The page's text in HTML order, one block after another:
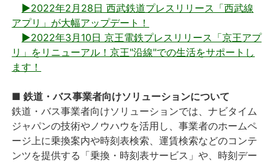
▶2022年2月28日 西武鉄道プレスリリース「西武線
アプリ」が大幅アップデート！
▶2022年3月10日 京王電鉄プレスリリース「京王アプ
リ」をリニューアル！京王"沿線"での生活をサポートし
ます！
■ 鉄道・バス事業者向けソリューションについて
鉄道・バス事業者向けソリューションでは、ナビタイム
ジャパンの技術やノウハウを活用し、事業者のホームペ
ージ上に乗換案内や時刻表検索、運賃検索などのコンテ
ンツを提供する「乗換・時刻表サービス」や、時刻デー